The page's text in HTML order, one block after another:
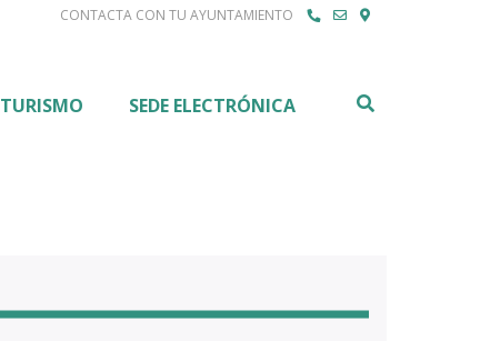
CONTACTA CON TU AYUNTAMIENTO
TURISMO SEDE ELECTRÓNICA